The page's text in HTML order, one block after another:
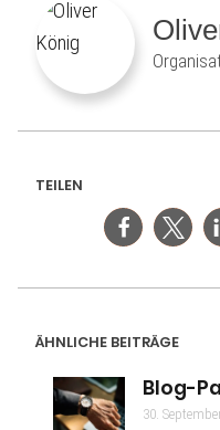
TEILEN
ÄHNLICHE BEITRÄGE
Blog-
30.